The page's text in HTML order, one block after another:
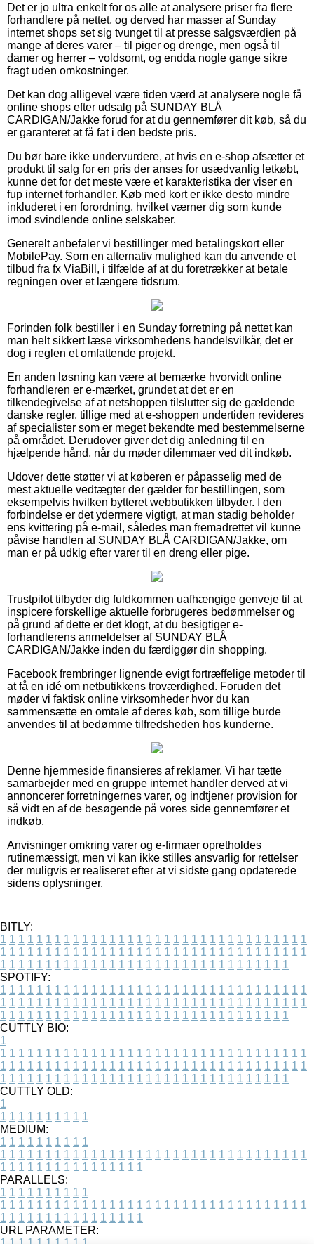
Det er jo ultra enkelt for os alle at analysere priser fra flere
forhandlere på nettet, og derved har masser af Sunday
internet shops set sig tvunget til at presse salgsværdien på
mange af deres varer – til piger og drenge, men også til
damer og herrer – voldsomt, og endda nogle gange sikre
fragt uden omkostninger.
Det kan dog alligevel være tiden værd at analysere nogle få
online shops efter udsalg på SUNDAY BLÅ
CARDIGAN/Jakke forud for at du gennemfører dit køb, så du
er garanteret at få fat i den bedste pris.
Du bør bare ikke undervurdere, at hvis en e-shop afsætter et
produkt til salg for en pris der anses for usædvanlig letkøbt,
kunne det for det meste være et karakteristika der viser en
fup internet forhandler. Køb med kort er ikke desto mindre
inkluderet i en forordning, hvilket værner dig som kunde
imod svindlende online selskaber.
Generelt anbefaler vi bestillinger med betalingskort eller
MobilePay. Som en alternativ mulighed kan du anvende et
tilbud fra fx ViaBill, i tilfælde af at du foretrækker at betale
regningen over et længere tidsrum.
Forinden folk bestiller i en Sunday forretning på nettet kan
man helt sikkert læse virksomhedens handelsvilkår, det er
dog i reglen et omfattende projekt.
En anden løsning kan være at bemærke hvorvidt online
forhandleren er e-mærket, grundet at det er en
tilkendegivelse af at netshoppen tilslutter sig de gældende
danske regler, tillige med at e-shoppen undertiden revideres
af specialister som er meget bekendte med bestemmelserne
på området. Derudover giver det dig anledning til en
hjælpende hånd, når du møder dilemmaer ved dit indkøb.
Udover dette støtter vi at køberen er påpasselig med de
mest aktuelle vedtægter der gælder for bestillingen, som
eksempelvis hvilken bytteret webbutikken tilbyder. I den
forbindelse er det ydermere vigtigt, at man stadig beholder
ens kvittering på e-mail, således man fremadrettet vil kunne
påvise handlen af SUNDAY BLÅ CARDIGAN/Jakke, om
man er på udkig efter varer til en dreng eller pige.
Trustpilot tilbyder dig fuldkommen uafhængige genveje til at
inspicere forskellige aktuelle forbrugeres bedømmelser og
på grund af dette er det klogt, at du besigtiger e-
forhandlerens anmeldelser af SUNDAY BLÅ
CARDIGAN/Jakke inden du færdiggør din shopping.
Facebook frembringer lignende evigt fortræffelige metoder til
at få en idé om netbutikkens troværdighed. Foruden det
møder vi faktisk online virksomheder hvor du kan
sammensætte en omtale af deres køb, som tillige burde
anvendes til at bedømme tilfredsheden hos kunderne.
Denne hjemmeside finansieres af reklamer. Vi har tætte
samarbejder med en gruppe internet handler derved at vi
annoncerer forretningernes varer, og indtjener provision for
så vidt en af de besøgende på vores side gennemfører et
indkøb.
Anvisninger omkring varer og e-firmaer opretholdes
rutinemæssigt, men vi kan ikke stilles ansvarlig for rettelser
der muligvis er realiseret efter at vi sidste gang opdaterede
sidens oplysninger.
BITLY:
1 1 1 1 1 1 1 1 1 1 1 1 1 1 1 1 1 1 1 1 1 1 1 1 1 1 1 1 1 1 1 1 1 1
1 1 1 1 1 1 1 1 1 1 1 1 1 1 1 1 1 1 1 1 1 1 1 1 1 1 1 1 1 1 1 1 1 1
1 1 1 1 1 1 1 1 1 1 1 1 1 1 1 1 1 1 1 1 1 1 1 1 1 1 1 1 1 1 1 1
SPOTIFY:
1 1 1 1 1 1 1 1 1 1 1 1 1 1 1 1 1 1 1 1 1 1 1 1 1 1 1 1 1 1 1 1 1 1
1 1 1 1 1 1 1 1 1 1 1 1 1 1 1 1 1 1 1 1 1 1 1 1 1 1 1 1 1 1 1 1 1 1
1 1 1 1 1 1 1 1 1 1 1 1 1 1 1 1 1 1 1 1 1 1 1 1 1 1 1 1 1 1 1 1
CUTTLY BIO:
1
1 1 1 1 1 1 1 1 1 1 1 1 1 1 1 1 1 1 1 1 1 1 1 1 1 1 1 1 1 1 1 1 1 1
1 1 1 1 1 1 1 1 1 1 1 1 1 1 1 1 1 1 1 1 1 1 1 1 1 1 1 1 1 1 1 1 1 1
1 1 1 1 1 1 1 1 1 1 1 1 1 1 1 1 1 1 1 1 1 1 1 1 1 1 1 1 1 1 1 1
CUTTLY OLD:
1
1 1 1 1 1 1 1 1 1 1
MEDIUM:
1 1 1 1 1 1 1 1 1 1
1 1 1 1 1 1 1 1 1 1 1 1 1 1 1 1 1 1 1 1 1 1 1 1 1 1 1 1 1 1 1 1 1 1
1 1 1 1 1 1 1 1 1 1 1 1 1 1 1 1
PARALLELS:
1 1 1 1 1 1 1 1 1 1
1 1 1 1 1 1 1 1 1 1 1 1 1 1 1 1 1 1 1 1 1 1 1 1 1 1 1 1 1 1 1 1 1 1
1 1 1 1 1 1 1 1 1 1 1 1 1 1 1 1
URL PARAMETER: